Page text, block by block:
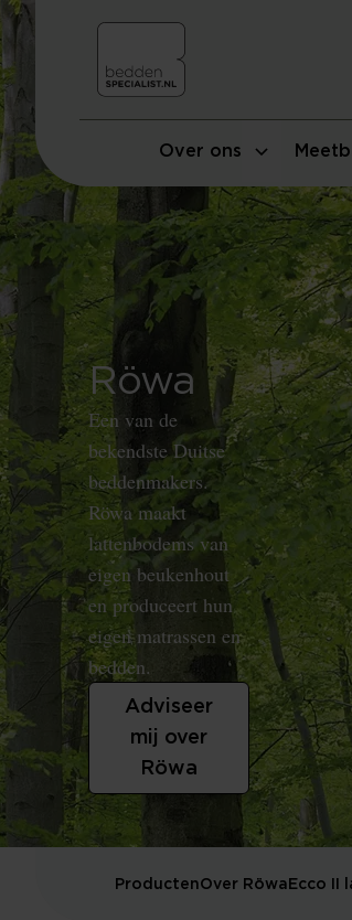
Over ons
Röwa
Een van de
bekendste Duitse
beddenmakers.
Röwa maakt
lattenbodems van
eigen beukenhout
en produceert hun
eigen matrassen en
bedden.
Adviseer
mij over
Röwa
ProductenOver Röwa Ecco II